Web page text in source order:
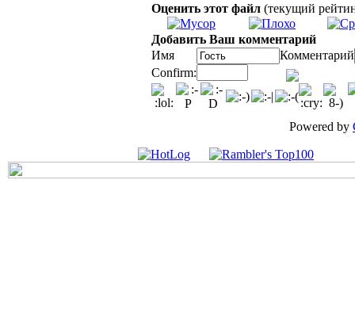
Оценить этот файл (текущий
Добавить Ваш комментарий
Имя
Комментарий
Confirm:
Powered by